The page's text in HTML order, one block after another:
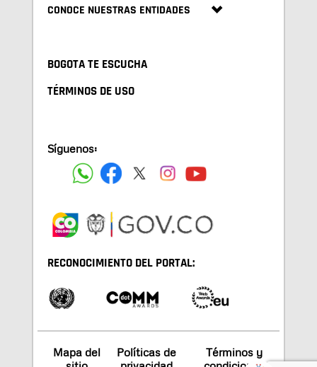
CONOCE NUESTRAS ENTIDADES
BOGOTA TE ESCUCHA
TÉRMINOS DE USO
Síguenos:
RECONOCIMIENTO DEL PORTAL:
Mapa del
Políticas de
Términos y